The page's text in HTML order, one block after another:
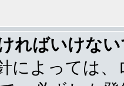
ればいけな
によっては